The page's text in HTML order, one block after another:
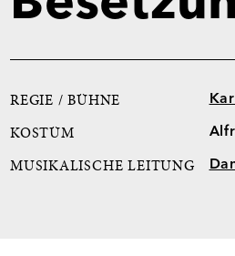
REGIE / BÜHNE
KOSTÜM
MUSIKALISCHE LEITUNG